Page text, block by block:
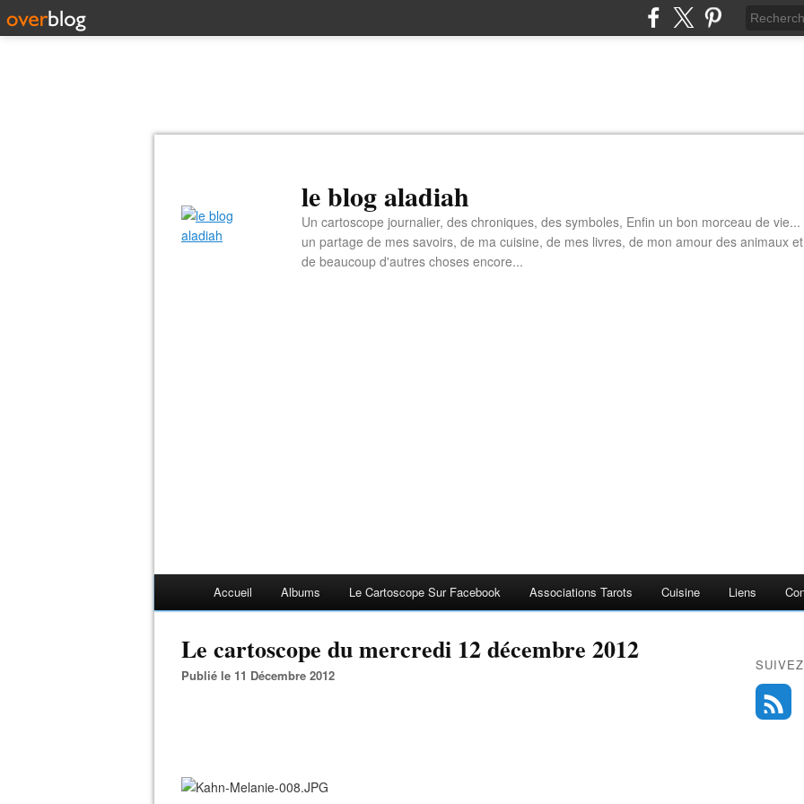
le blog aladiah
Un cartoscope journalier, des chroniques, des symboles, Enfin un bon morceau de vie...
un partage de mes savoirs, de ma cuisine, de mes livres, de mon amour des animaux et
de beaucoup d'autres choses encore...
Accueil Albums Le Cartoscope Sur Facebook Associations Tarots Cuisine Liens
Le cartoscope du mercredi 12 décembre 2012
Publié le 11 Décembre 2012